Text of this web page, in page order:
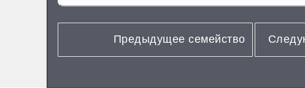
Предыдущее семейство